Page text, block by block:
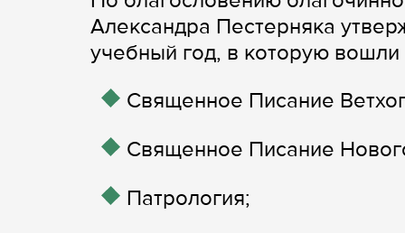
Александра Пестерняка
учебный год, в которую
Священное Писание
Священное Писание
Патрология;